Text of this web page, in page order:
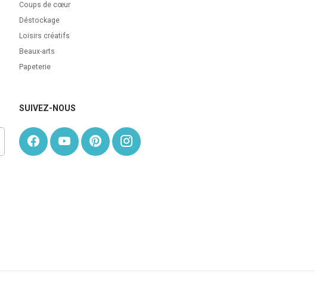
Coups de cœur
Déstockage
Loisirs créatifs
Beaux-arts
Papeterie
SUIVEZ-NOUS